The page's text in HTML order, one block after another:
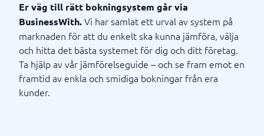
Er väg till rätt bokningsystem går via
BusinessWith.Vi har samlat ett urval av system på
marknaden för att du enkelt ska kunna jämföra, välja
och hitta det bästa systemet för dig och ditt företag.
Ta hjälp av vår jämförelseguide – och se fram emot en
framtid av enkla och smidiga bokningar från era
kunder.